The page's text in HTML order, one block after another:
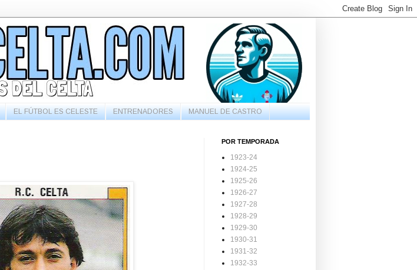
EL FÚTBOL ES CELESTE ENTRENADORES MANUEL DE CASTRO
POR TEMPORADA
1923-24
1924-25
1925-26
1926-27
1927-28
1928-29
1929-30
1930-31
1931-32
1932-33